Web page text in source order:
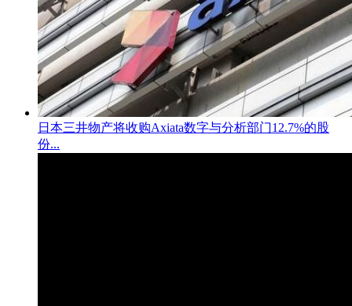
日本三井物产将收购Axiata数字与分析部门12.7%的股
份...